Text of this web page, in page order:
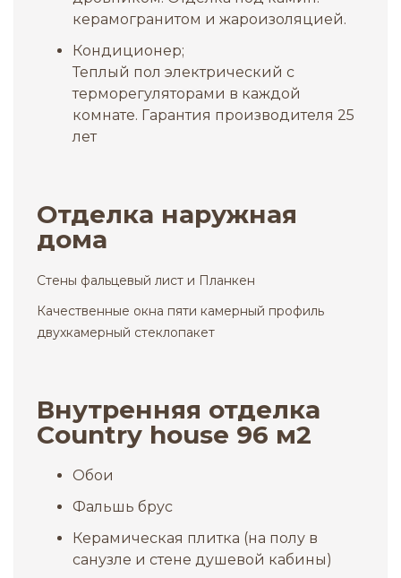
керамогранитом и жароизоляцией.
Кондиционер;
Теплый пол электрический с
терморегуляторами в каждой
комнате. Гарантия производителя 25
лет
Отделка наружная
дома
Стены фальцевый лист и Планкен
Качественные окна пяти камерный профиль
двухкамерный стеклопакет
Внутренняя отделка
Сountry house 96 м2
Обои
Фальшь брус
Керамическая плитка (на полу в
санузле и стене душевой кабины)